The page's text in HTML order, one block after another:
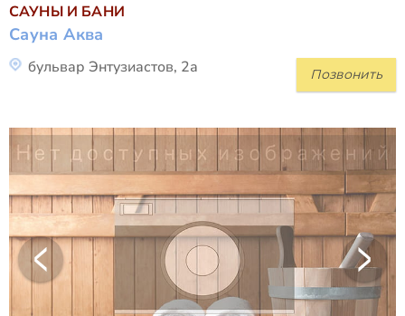
САУНЫ И БАНИ
Сауна Аква
Позвонить
бульвар Энтузиастов, 2а